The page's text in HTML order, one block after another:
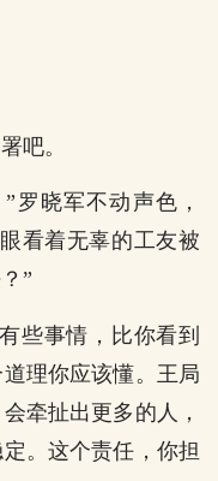
吧。
罗晓军不动声色，
看着无辜的工友被
”
些事情，比你看到
理你应该懂。王局
牵扯出更多的人，
。这个责任，你担